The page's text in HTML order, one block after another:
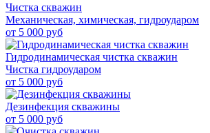
Чистка скважин
Механическая, химическая, гидроударом
от 5 000 руб
Гидродинамическая чистка скважин
Чистка гидроударом
от 5 000 руб
Дезинфекция скважины
от 5 000 руб